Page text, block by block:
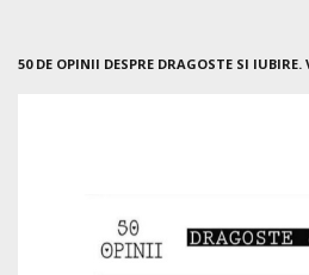
50 DE OPINII DESPRE DRAGOSTE SI IUBIRE.